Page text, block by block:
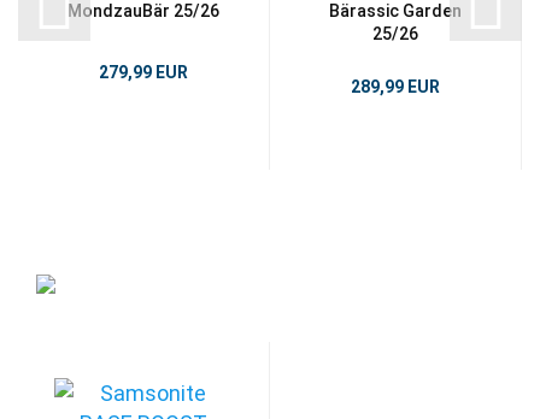
MondzauBär 25/26
279,99 EUR
Bärassic Garden
25/26
289,99 EUR